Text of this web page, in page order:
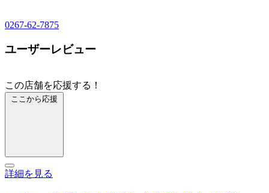
0267-62-7875
ユーザーレビュー
この店舗を応援する！
ここから応援
詳細を見る